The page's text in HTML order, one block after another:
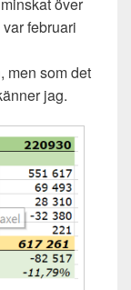
februari
men som det
jag.